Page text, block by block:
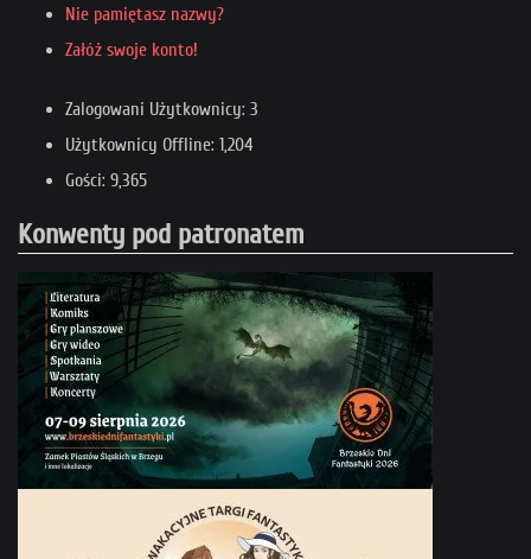
Nie pamiętasz nazwy?
Załóż swoje konto!
Zalogowani Użytkownicy: 3
Użytkownicy Offline: 1,204
Gości: 9,365
Konwenty pod patronatem